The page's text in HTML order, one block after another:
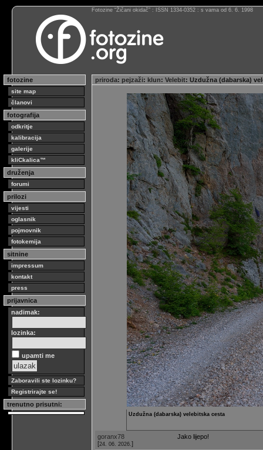
Fotozine “Žičani okidač” : ISSN 1334-0352 : s vama od 6. 6. 1998
fotozine
site map
članovi
fotografija
odkritje
kalibracija
galerije
kliCkalica™
druženja
forumi
prilozi
vijesti
oglasnik
pojmovnik
fotokemija
sitnine
impressum
kontakt
press
prijavnica
nadimak:
lozinka:
upamti me
Zaboravili ste lozinku?
Registrirajte se!
trenutno prisutni:
priroda: pejzaži: klun: Velebit: Uzdužna (dabarska)
Uzdužna (dabarska) velebitska cesta
goranx78
[24. 06. 2026. ]
Jako lijepo!